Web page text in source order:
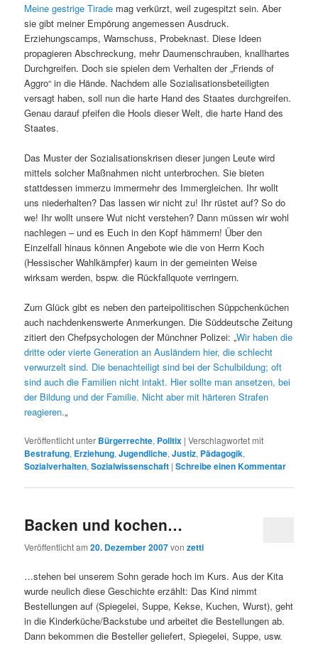
Meine gestrige Tirade mag verkürzt, weil zugespitzt sein. Aber
sie gibt meiner Empörung angemessen Ausdruck.
Erziehungscamps, Warnschuss, Probeknast. Diese Ideen
propagieren Abschreckung, mehr Daumenschrauben, knallhartes
Durchgreifen. Doch sie spielen dem Verhalten der „Friends of
Aggro“ in die Hände. Nachdem alle Sozialisationsbeteiligten
versagt haben, soll nun die harte Hand des Staates durchgreifen.
Genau darauf pfeifen die Hools dieser Welt, die harte Hand des
Staates.
Das Muster der Sozialisationskrisen dieser jungen Leute wird
mittels solcher Maßnahmen nicht unterbrochen. Sie bieten
stattdessen immerzu immermehr des Immergleichen. Ihr wollt
uns niederhalten? Das lassen wir nicht zu! Ihr rüstet auf? So do
we! Ihr wollt unsere Wut nicht verstehen? Dann müssen wir wohl
nachlegen – und es Euch in den Kopf hämmern! Über den
Einzelfall hinaus können Angebote wie die von Herrn Koch
(Hessischer Wahlkämpfer) kaum in der gemeinten Weise
wirksam werden, bspw. die Rückfallquote verringern.
Zum Glück gibt es neben den parteipolitischen Süppchenküchen
auch nachdenkenswerte Anmerkungen. Die Süddeutsche Zeitung
zitiert den Chefpsychologen der Münchner Polizei: „Wir haben die
dritte oder vierte Generation an Ausländern hier, die schlecht
verwurzelt sind. Die benachteiligt sind bei der Schulbildung; oft
sind auch die Familien nicht intakt. Hier sollte man ansetzen, bei
der Bildung und der Familie. Nicht aber mit härteren Strafen
reagieren.„
Veröffentlicht unter Bürgerrechte, Politix |Verschlagwortet mit
Bestrafung, Erziehung,Jugendliche,Justiz, Pädagogik,
Sozialverhalten,Sozialwissenschaft |Schreibe einen Kommentar
Backen und kochen…
Veröffentlicht am20. Dezember 2007vonzetti
…stehen bei unserem Sohn gerade hoch im Kurs. Aus der Kita
wurde neulich diese Geschichte erzählt: Das Kind nimmt
Bestellungen auf (Spiegelei, Suppe, Kekse, Kuchen, Wurst), geht
in die Kinderküche/Backstube und arbeitet die Bestellungen ab.
Dann bekommen die Besteller geliefert, Spiegelei, Suppe, usw.